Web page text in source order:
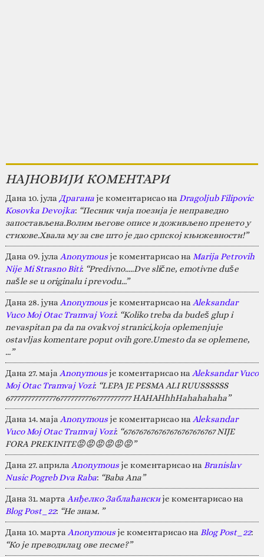
НАЈНОВИЈИ КОМЕНТАРИ
Дана 10. јула Драганаје коментарисао на Dragoljub Filipovic
Kosovka Devojka: “Песник чија поезија је неправедно
запостављена.Волим његове описе и доживљено пренето у
стихове.Хвала му за све што је дао српској књижевности!”
Дана 09. јула Anonymousје коментарисао на Marija Petrovih
Nije Mi Strasno Biti: “Predivno.....Dve slične, emotivne duše
našle se u originalu i prevodu...”
Дана 28. јуна Anonymousје коментарисао на Aleksandar
Vuco Moj Otac Tramvaj Vozi: “Koliko treba da budeš glup i
nevaspitan pa da na ovakvoj stranici,koja oplemenjuje
ostavljas komentare poput ovih gore.Umesto da se oplemene,
…”
Дана 27. маја Anonymousје коментарисао на Aleksandar Vuco
Moj Otac Tramvaj Vozi: “LEPA JE PESMA ALI RUUSSSSSS
67777777777777677777777767777777777 HAHAHhhHahahahaha”
Дана 14. маја Anonymousје коментарисао на Aleksandar
Vuco Moj Otac Tramvaj Vozi: “676767676767676767676767 NIJE
FORA PREKINITE😡😡😡😡😡😡”
Дана 27. априла Anonymousје коментарисао на Branislav
Nusic Pogreb Dva Raba: “Baba Ana”
Дана 31. марта Анђелко Заблаћанскије коментарисао на
Blog Post_22: “Не знам. ”
Дана 10. марта Anonymousје коментарисао на Blog Post_22:
“Ко је преводилац ове песме?”